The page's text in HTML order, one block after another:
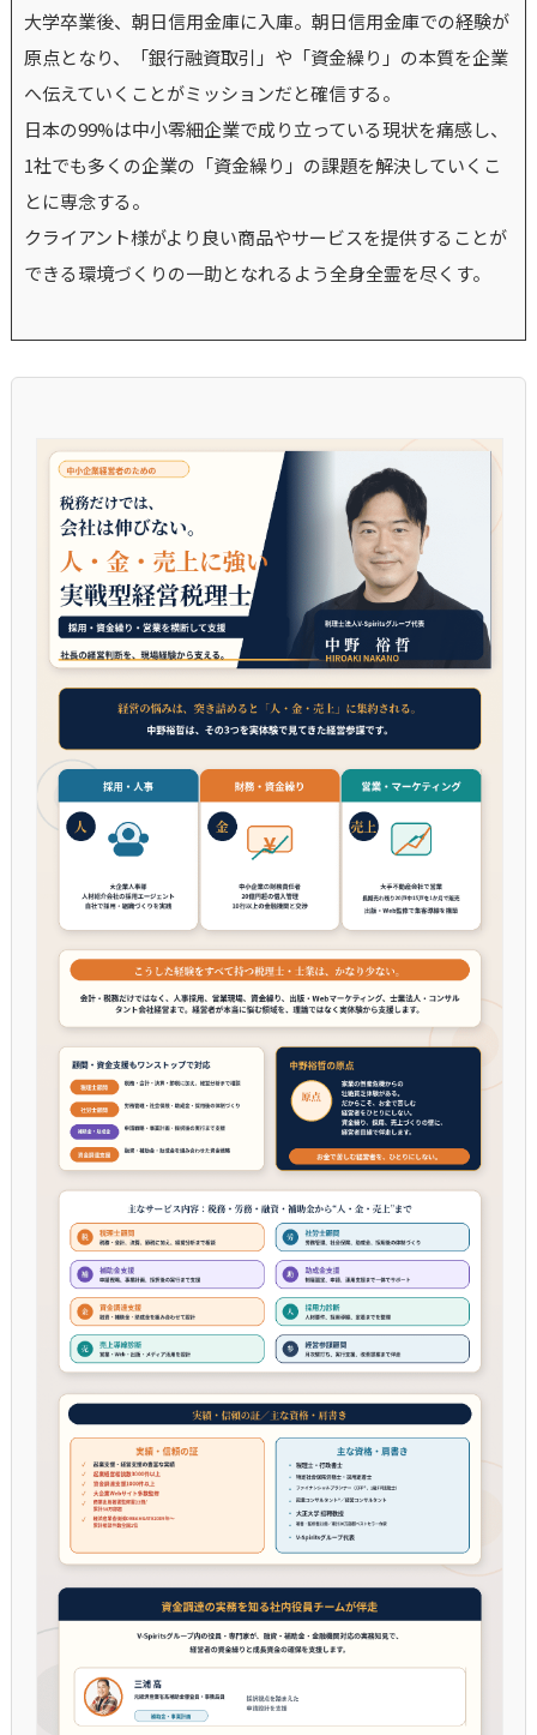
大学卒業後、朝日信用金庫に入庫。朝日信用金庫での経験が
原点となり、「銀行融資取引」や「資金繰り」の本質を企業
へ伝えていくことがミッションだと確信する。
日本の99%は中小零細企業で成り立っている現状を痛感し、
1社でも多くの企業の「資金繰り」の課題を解決していくこ
とに専念する。
クライアント様がより良い商品やサービスを提供することが
できる環境づくりの一助となれるよう全身全霊を尽くす。